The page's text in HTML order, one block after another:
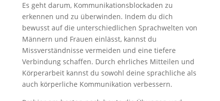
Es geht darum, Kommunikationsblockaden zu
erkennen und zu überwinden. Indem du dich
bewusst auf die unterschiedlichen Sprachwelten von
Männern und Frauen einlässt, kannst du
Missverständnisse vermeiden und eine tiefere
Verbindung schaffen. Durch ehrliches Mitteilen und
Körperarbeit kannst du sowohl deine sprachliche als
auch körperliche Kommunikation verbessern.